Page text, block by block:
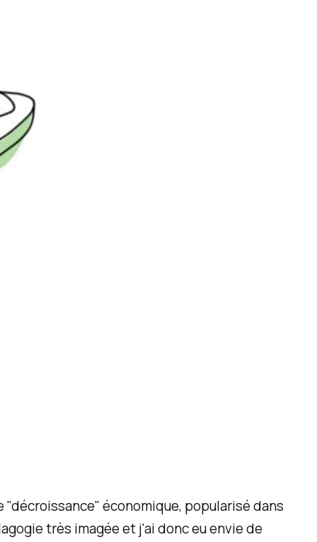
économique, popularisé dans
très imagée et j'ai donc eu envie de